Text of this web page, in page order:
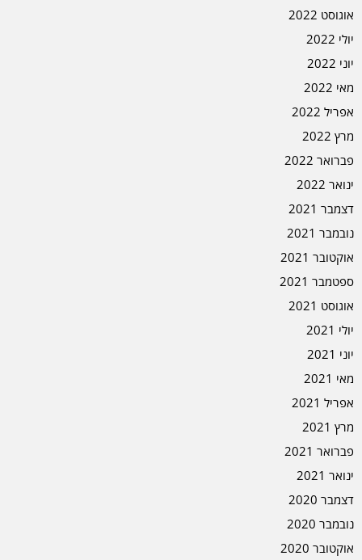
אוגוסט 2022
יולי 2022
יוני 2022
מאי 2022
אפריל 2022
מרץ 2022
פברואר 2022
ינואר 2022
דצמבר 2021
נובמבר 2021
אוקטובר 2021
ספטמבר 2021
אוגוסט 2021
יולי 2021
יוני 2021
מאי 2021
אפריל 2021
מרץ 2021
פברואר 2021
ינואר 2021
דצמבר 2020
נובמבר 2020
אוקטובר 2020